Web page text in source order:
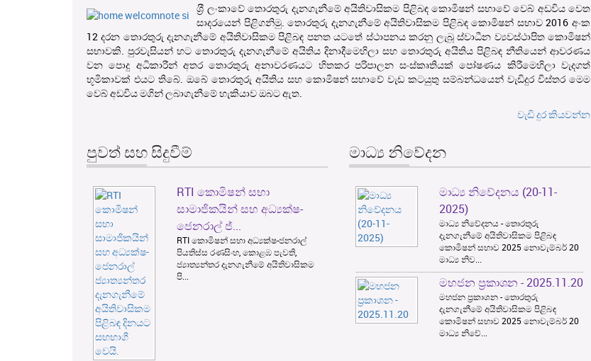
ශ‍්‍රී ලංකාවේ තොරතුරු දැනගැනීමේ අයිතිවාසිකම පිළිබඳ කොමිෂන් සභාවේ වෙබ් අඩවිය වෙත
සාදරයෙන් පිළිගනිමු. තොරතුරු දැනගැනීමේ අයිතිවාසිකම පිළිබඳ කොමිෂන් සභාව 2016 අංක
12 දරන තොරතුරු දැනගැනීමේ අයිතිවාසිකම පිළිබඳ පනත යටතේ ස්ථාපනය කරනු ලැබූ ස්වාධීන ව්‍යවස්ථාපිත කොමිෂන්
සභාවකි. පුරවැසියන් හට තොරතුරු දැනගැනීමේ අයිතිය දිනාදීමෙහිලා සහ තොරතුරු අයිතිය පිළිබඳ නීතියෙන් ආවරණය
වන පොදු අධිකාරීන් අතර තොරතුරු අනාවරණයට හිතකර පරිපාලන සංස්කෘතියක් පෝෂණය කිරීමෙහිලා වැදගත්
භූමිකාවක් එයට තිබේ. ඔබේ තොරතුරු අයිතිය සහ කොමිෂන් සභාවේ වැඩ කටයුතු සම්බන්ධයෙන් වැඩිදුර විස්තර මෙම
වෙබ් අඩවිය මගින් ලබාගැනීමේ හැකියාව ඔබට ඇත.
වැඩි දුර කියවන්න
පුවත් සහ සිදුවීම්
RTI කොමිෂන් සභා
සාමාජිකයින් සහ අධ්‍යක්ෂ-
ජෙනරාල් ජ්...
RTI කොමිෂන් සභා අධ්‍යක්ෂ-ජනරාල්
පියතිස්ස රණසිංහ, කොළඹ පැවති,
ජ්‍යාත්‍යන්තර දැනගැනීමේ අයිතිවාසිකම
පි...
මාධ්‍ය නිවේදන
මාධ්‍ය නිවේදනය (20-11-
2025)
මාධ්‍ය නිවේදනය - තොරතුරු
දැනගැනීමේ අයිතිවාසිකම පිළිබඳ
කොමිෂන් සභාව 2025 නොවැම්බර් 20
මාධ්‍ය නිව...
මහජන ප්‍රකාශන - 2025.11.20
මහජන ප්‍රකාශන - තොරතුරු
දැනගැනීමේ අයිතිවාසිකම පිළිබඳ
කොමිෂන් සභාව 2025 නොවැම්බර් 20
මාධ්‍ය නිවේ...